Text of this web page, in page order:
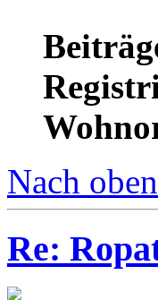
Nach oben
Re: